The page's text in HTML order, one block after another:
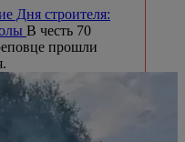
Дня строителя:
В честь 70
прошли